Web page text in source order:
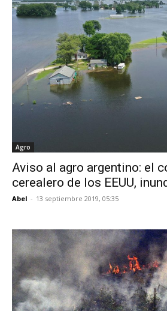
Agro
Aviso al agro argentino: el
cerealero de los EEUU,
Abel - 13 septiembre 2019, 05:35